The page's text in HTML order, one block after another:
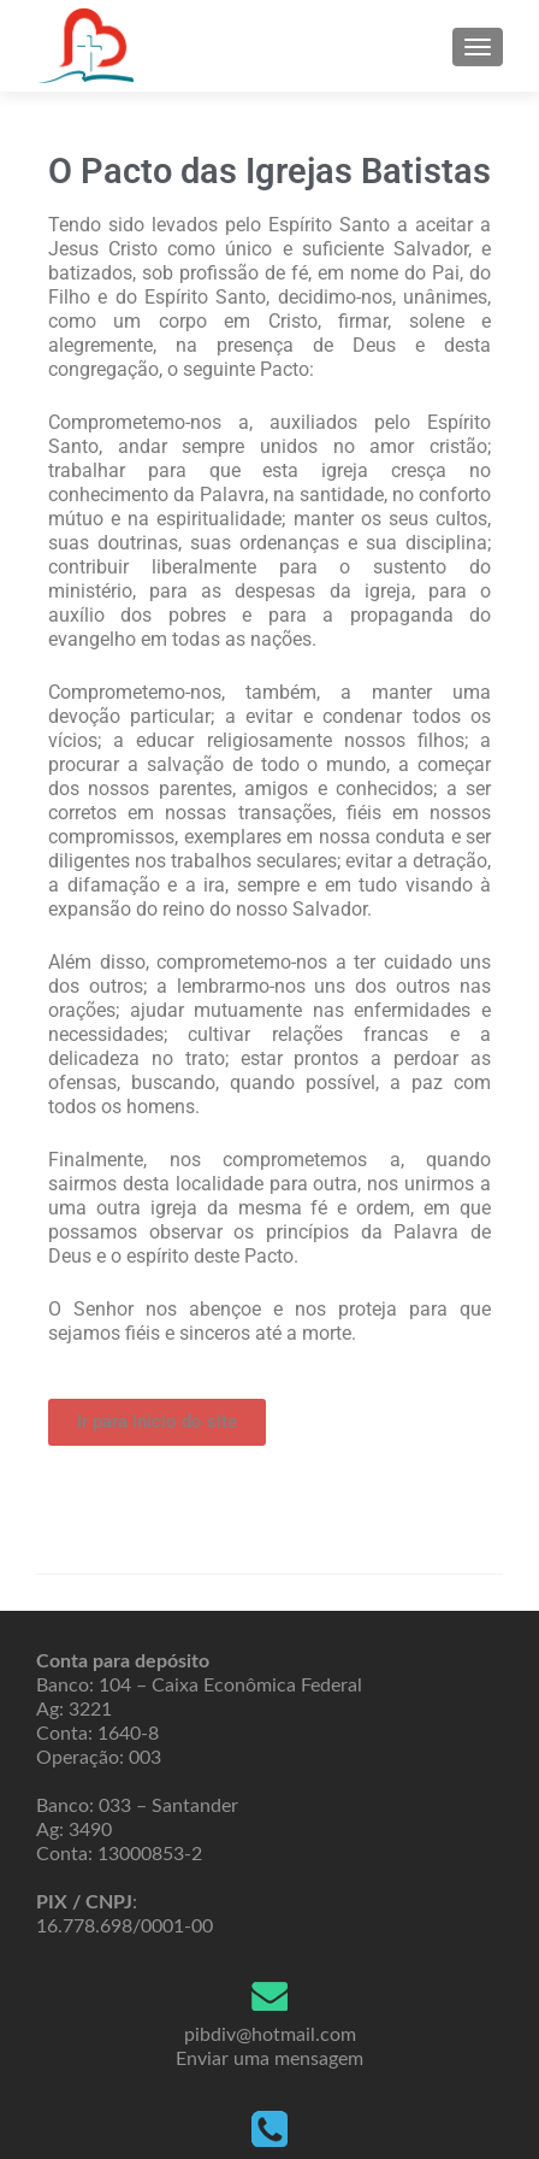
O Pacto das Igrejas Batistas
Tendo sido levados pelo Espírito Santo a aceitar a
Jesus Cristo como único e suficiente Salvador, e
batizados, sob profissão de fé, em nome do Pai, do
Filho e do Espírito Santo, decidimo-nos, unânimes,
como um corpo em Cristo, firmar, solene e
alegremente, na presença de Deus e desta
congregação, o seguinte Pacto:
Comprometemo-nos a, auxiliados pelo Espírito
Santo, andar sempre unidos no amor cristão;
trabalhar para que esta igreja cresça no
conhecimento da Palavra, na santidade, no conforto
mútuo e na espiritualidade; manter os seus cultos,
suas doutrinas, suas ordenanças e sua disciplina;
contribuir liberalmente para o sustento do
ministério, para as despesas da igreja, para o
auxílio dos pobres e para a propaganda do
evangelho em todas as nações.
Comprometemo-nos, também, a manter uma
devoção particular; a evitar e condenar todos os
vícios; a educar religiosamente nossos filhos; a
procurar a salvação de todo o mundo, a começar
dos nossos parentes, amigos e conhecidos; a ser
corretos em nossas transações, fiéis em nossos
compromissos, exemplares em nossa conduta e ser
diligentes nos trabalhos seculares; evitar a detração,
a difamação e a ira, sempre e em tudo visando à
expansão do reino do nosso Salvador.
Além disso, comprometemo-nos a ter cuidado uns
dos outros; a lembrarmo-nos uns dos outros nas
orações; ajudar mutuamente nas enfermidades e
necessidades; cultivar relações francas e a
delicadeza no trato; estar prontos a perdoar as
ofensas, buscando, quando possível, a paz com
todos os homens.
Finalmente, nos comprometemos a, quando
sairmos desta localidade para outra, nos unirmos a
uma outra igreja da mesma fé e ordem, em que
possamos observar os princípios da Palavra de
Deus e o espírito deste Pacto.
O Senhor nos abençoe e nos proteja para que
sejamos fiéis e sinceros até a morte.
Ir para inicio do site
Conta para depósito
Banco: 104 – Caixa Econômica Federal
Ag: 3221
Conta: 1640-8
Operação: 003
Banco: 033 – Santander
Ag: 3490
Conta: 13000853-2
PIX / CNPJ:
16.778.698/0001-00
pibdiv@hotmail.com
Enviar uma mensagem